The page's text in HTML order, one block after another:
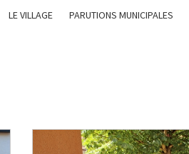
LE VILLAGE PARUTIONS MUNICIPALES